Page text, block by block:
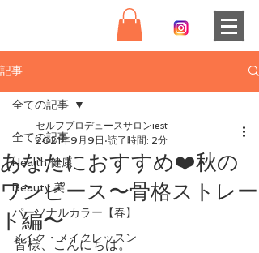
記事
全ての記事
Health 健康
Beauty 美
パーソナルカラー【春】
メイク・メイクレッスン
全ての記事
あなたにおすすめ❤️秋の
ワンピース〜骨格ストレー
ト編〜
セルフプロデュースサロンiest
2021年9月9日 読了時間: 2分
皆様、こんにちは。